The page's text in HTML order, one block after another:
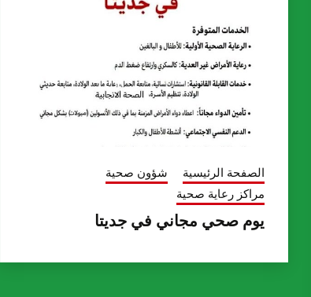
الصفحة الرئيسية
شؤون صحية
مراكز رعاية صحية
يوم صحي مجاني في جديتا